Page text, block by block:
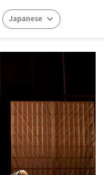
Japanese